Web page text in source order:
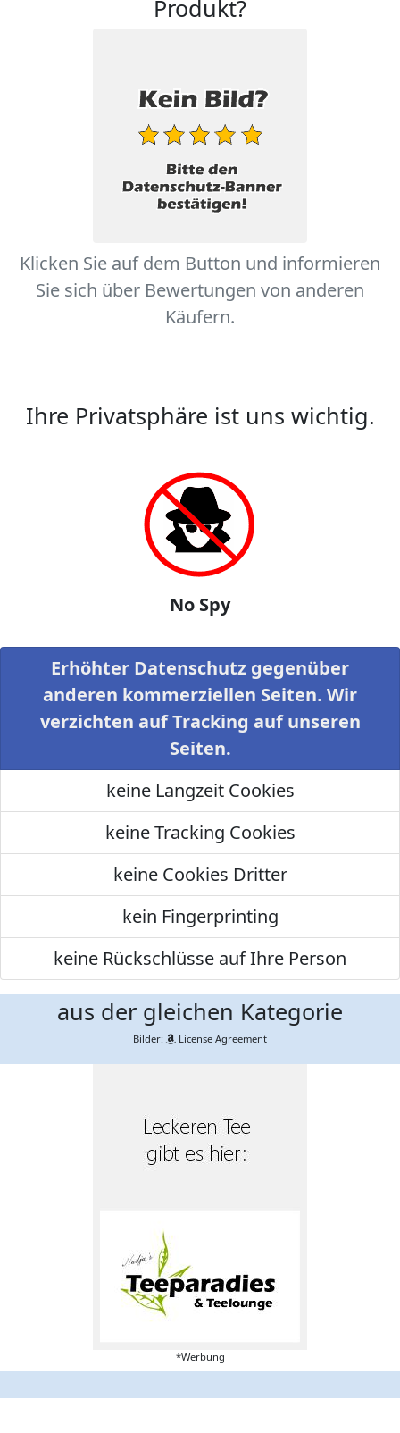
Produkt?
Klicken Sie auf dem Button und informieren
Sie sich über Bewertungen von anderen
Käufern.
Ihre Privatsphäre ist uns wichtig.
No Spy
Erhöhter Datenschutz gegenüber
anderen kommerziellen Seiten. Wir
verzichten auf Tracking auf unseren
Seiten.
keine Langzeit Cookies
keine Tracking Cookies
keine Cookies Dritter
kein Fingerprinting
keine Rückschlüsse auf Ihre Person
aus der gleichen Kategorie
Bilder: License Agreement
*Werbung